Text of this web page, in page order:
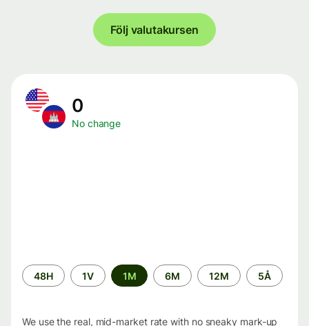
Följ valutakursen
0
No change
Time
period
48H 1V 1M 6M 12M 5Å
We use the real, mid-market rate with no sneaky mark-up